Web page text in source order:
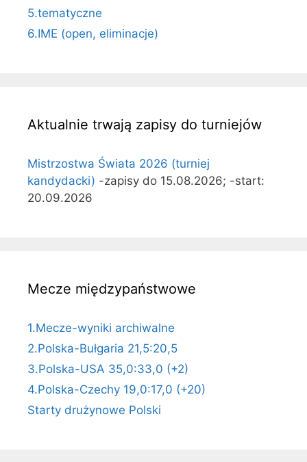
5.tematyczne
6.IME (open, eliminacje)
Aktualnie trwają zapisy do turniejów
Mistrzostwa Świata 2026 (turniej
kandydacki) -zapisy do 15.08.2026; -start:
20.09.2026
Mecze międzypaństwowe
1.Mecze-wyniki archiwalne
2.Polska-Bułgaria 21,5:20,5
3.Polska-USA 35,0:33,0 (+2)
4.Polska-Czechy 19,0:17,0 (+20)
Starty drużynowe Polski